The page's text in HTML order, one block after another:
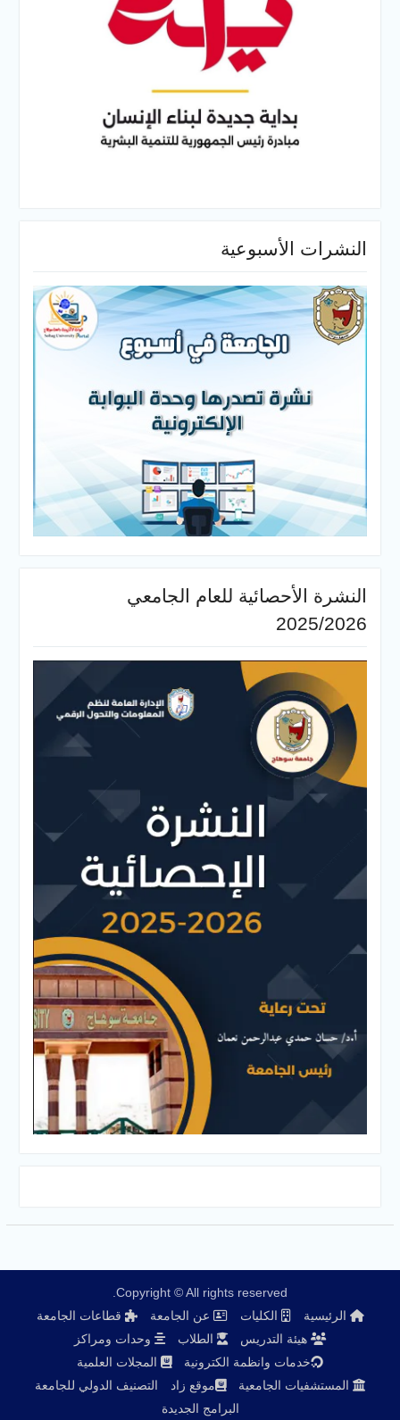
النشرات الأسبوعية
النشرة الأحصائية للعام الجامعي
2025/2026
Copyright © All rights reserved.
الرئيسية
الكليات عن الجامعة
قطاعات الجامعة
هيئة التدريس
الطلاب
وحدات ومراكز
خدمات وانظمة الكترونية
المجلات العلمية
المستشفيات الجامعية
موقع زاد
التصنيف الدولي للجامعة
البرامج الجديدة